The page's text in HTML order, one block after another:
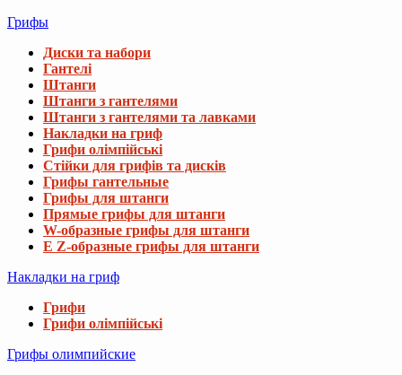
Грифы
Диски та набори
Гантелі
Штанги
Штанги з гантелями
Штанги з гантелями та лавками
Накладки на гриф
Грифи олімпійські
Стійки для грифів та дисків
Грифы гантельные
Грифы для штанги
Прямые грифы для штанги
W-образные грифы для штанги
E Z-образные грифы для штанги
Накладки на гриф
Грифи
Грифи олімпійські
Грифы олимпийские